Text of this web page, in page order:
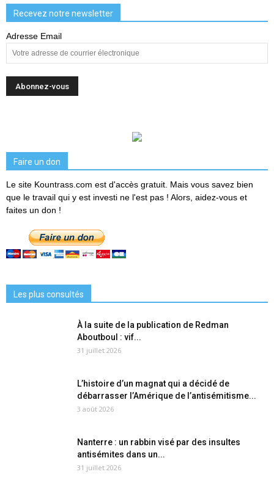
Recevez notre newsletter
Adresse Email
Faire un don
Le site Kountrass.com est d'accès gratuit. Mais vous savez bien
que le travail qui y est investi ne l'est pas ! Alors, aidez-vous et
faites un don !
Les plus consultés
À la suite de la publication de Redman
Aboutboul : vif...
31 juillet 2026
L’histoire d’un magnat qui a décidé de
débarrasser l’Amérique de l’antisémitisme...
3 août 2026
Nanterre : un rabbin visé par des insultes
antisémites dans un...
31 juillet 2026